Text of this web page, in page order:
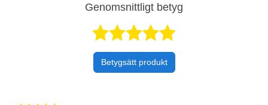
Genomsnittligt betyg
Betygsatt 4,8
Betygsätt produkt